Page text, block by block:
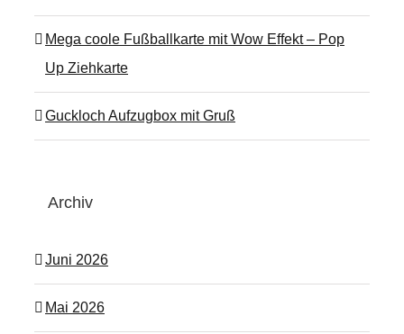
Mega coole Fußballkarte mit Wow Effekt – Pop
Up Ziehkarte
Guckloch Aufzugbox mit Gruß
Archiv
Juni 2026
Mai 2026